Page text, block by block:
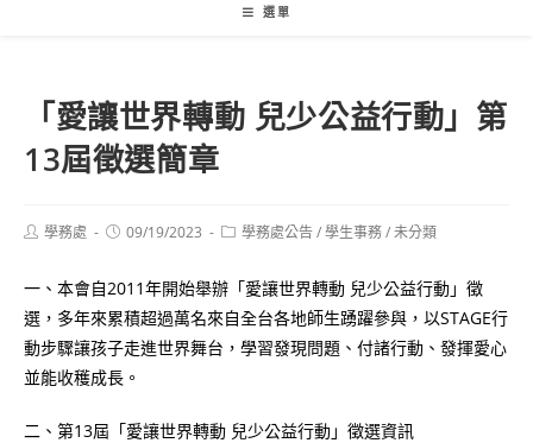
選單
「愛讓世界轉動 兒少公益行動」第
13屆徵選簡章
Post學務處
Post09/19/2023
Post學務處公告/學生事務/未分類
一、本會自2011年開始舉辦「愛讓世界轉動 兒少公益行動」徵
選，多年來累積超過萬名來自全台各地師生踴躍參與，以STAGE行
動步驟讓孩子走進世界舞台，學習發現問題、付諸行動、發揮愛心
並能收穫成長。
二、第13屆「愛讓世界轉動 兒少公益行動」徵選資訊